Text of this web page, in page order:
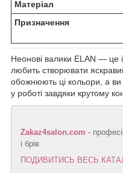
Матеріал
Призначення
Неонові валики ELAN — це
любить створювати
обожнюють ці кольори, а ви
у роботі завдяки крутому
Zakaz4salon.com -
і брів
ПОДИВИТИСЬ ВЕСЬ